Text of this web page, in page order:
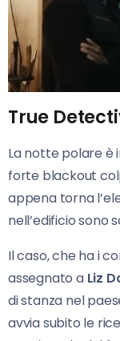
True
La notte polare è
forte blackout
appena torna
nell’edificio sono
Il caso, che ha i
assegnato a Liz
di stanza nel
avvia subito le